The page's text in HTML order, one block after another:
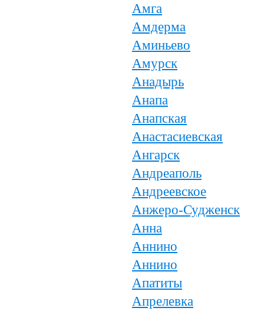
Амга
Амдерма
Аминьево
Амурск
Анадырь
Анапа
Анапская
Анастасиевская
Ангарск
Андреаполь
Андреевское
Анжеро-Судженск
Анна
Аннино
Аннино
Апатиты
Апрелевка